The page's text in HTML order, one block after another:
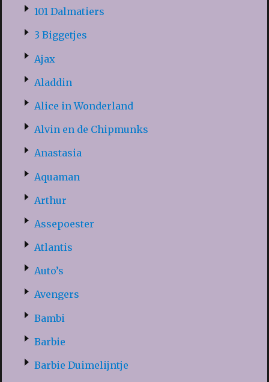
101 Dalmatiers
3 Biggetjes
Ajax
Aladdin
Alice in Wonderland
Alvin en de Chipmunks
Anastasia
Aquaman
Arthur
Assepoester
Atlantis
Auto’s
Avengers
Bambi
Barbie
Barbie Duimelijntje